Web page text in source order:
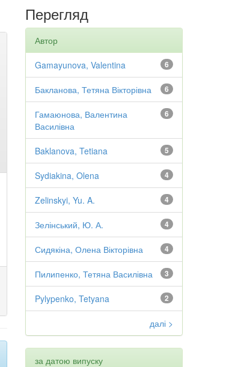
Перегляд
Автор
6
Gamayunova, Valentina
6
Бакланова, Тетяна Вікторівна
6
Гамаюнова, Валентина
Василівна
5
Baklanova, Tetiana
4
Sydiakina, Olena
4
Zelinskyi, Yu. A.
4
Зелінський, Ю. А.
4
Сидякіна, Олена Вікторівна
3
Пилипенко, Тетяна Василівна
2
Pylypenko, Tetyana
далі >
за датою випуску